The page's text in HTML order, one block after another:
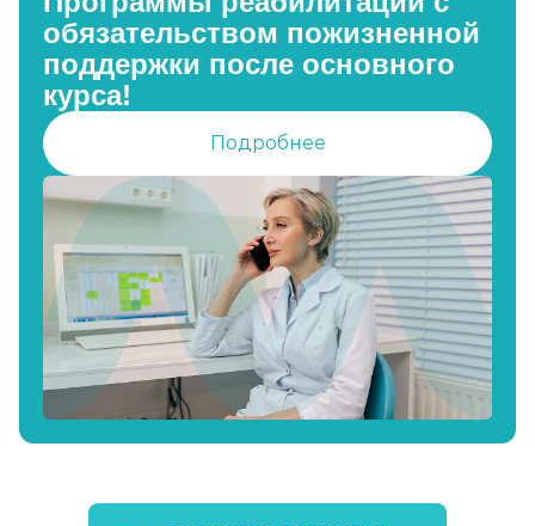
обязательством пожизненной
поддержки после основного
курса!
Подробнее